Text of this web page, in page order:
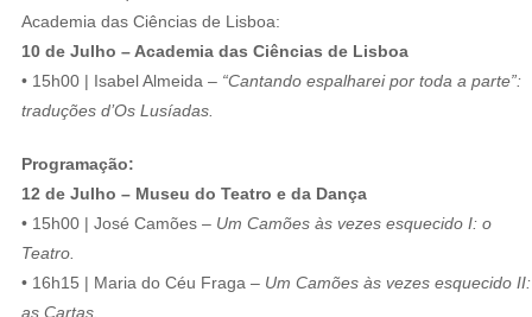
Academia das Ciências de Lisboa:
10 de Julho – Academia das Ciências de Lisboa
• 15h00 | Isabel Almeida – “Cantando espalharei por toda a parte”:
traduções d’Os Lusíadas.
Programação:
12 de Julho – Museu do Teatro e da Dança
• 15h00 | José Camões – Um Camões às vezes esquecido I: o
Teatro.
• 16h15 | Maria do Céu Fraga – Um Camões às vezes esquecido II:
as Cartas.